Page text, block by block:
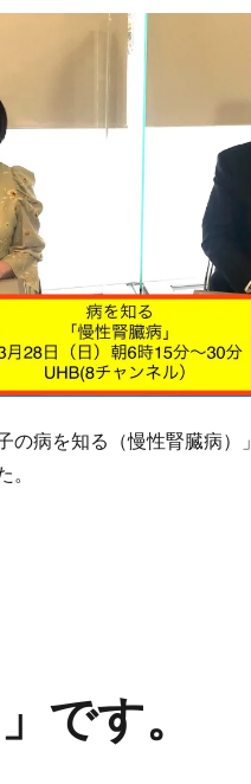
の病を知る（慢性腎臓病
」についてTV放送がありま
です。